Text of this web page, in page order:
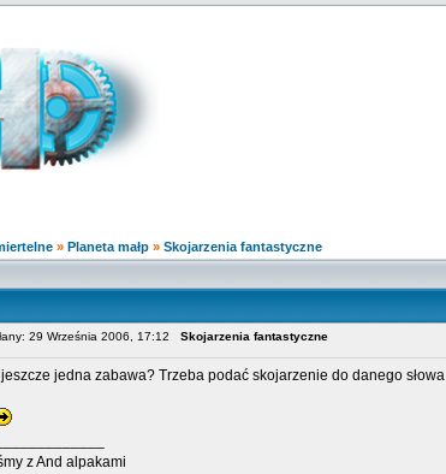
» Planeta małp » Skojarzenia fantastyczne
29 Września 2006, 17:12 Skojarzenia fantastyczne
jeszcze jedna zabawa? Trzeba podać skojarzenie do danego
z And alpakami